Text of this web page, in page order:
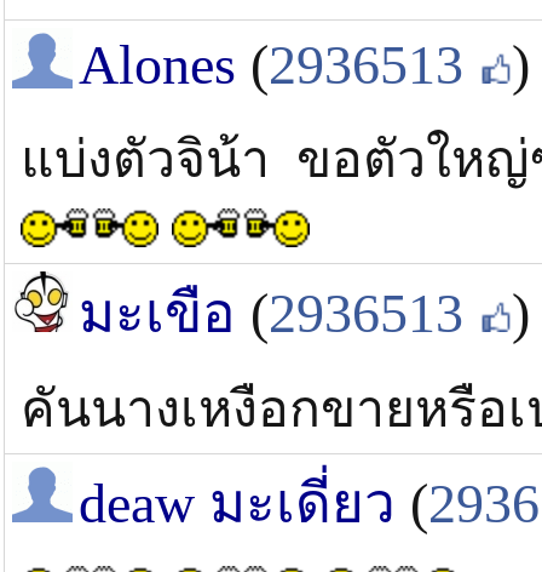
Alones (2936513 )
แบ่งตัวจิน้า ขอตัวใหญ่
มะเขือ (2936513 )
คันนางเหงือกขายหรือ
deaw มะเดี่ยว (